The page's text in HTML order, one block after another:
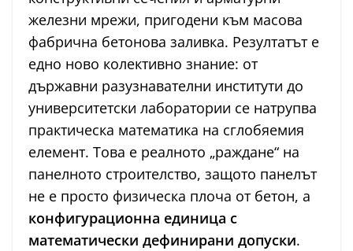
железни мрежи, пригодени към масова
фабрична бетонова заливка. Резултатът е
едно ново колективно знание: от
държавни разузнавателни институти до
университетски лаборатории се натрупва
практическа математика на сглобяемия
елемент. Това е реалното „раждане“ на
панелното строителство, защото панелът
не е просто физическа плоча от бетон, а
конфигурационна единица с
математически дефинирани допуски.